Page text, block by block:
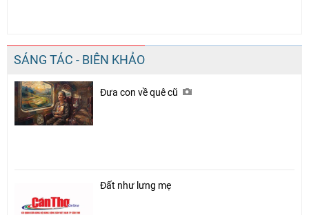
SÁNG TÁC - BIÊN KHẢO
Đưa con về quê cũ
Đất như lưng mẹ